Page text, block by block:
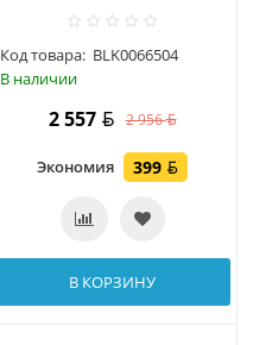
Код товара: BLK0066504
В наличии
2 557 2 956
Экономия 399
В КОРЗИНУ